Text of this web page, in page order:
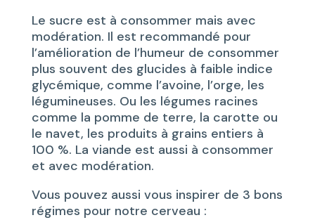
Le sucre est à consommer mais avec
modération. Il est recommandé pour
l’amélioration de l’humeur de consommer
plus souvent des glucides à faible indice
glycémique, comme l’avoine, l’orge, les
légumineuses. Ou les légumes racines
comme la pomme de terre, la carotte ou
le navet, les produits à grains entiers à
100 %. La viande est aussi à consommer
et avec modération.
Vous pouvez aussi vous inspirer de 3 bons
régimes pour notre cerveau :